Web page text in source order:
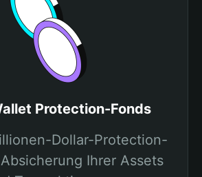
Protection-Fonds
Dollar-Protection-
Ihrer Assets